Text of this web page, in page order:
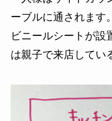
ーブルに通されます
ビニールシートが設
は親子で来店してい